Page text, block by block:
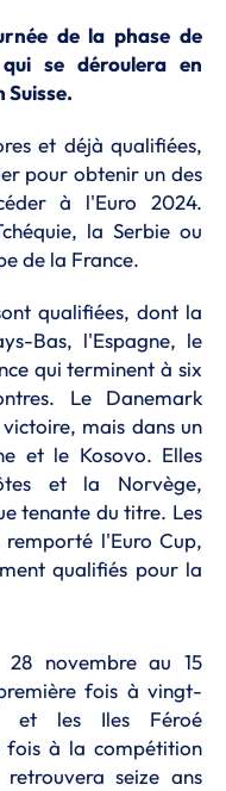
de la phase de
se déroulera en
Suisse.
et déjà qualifiées,
pour obtenir un des
à l'Euro 2024.
la Serbie ou
de la France.
qualifiées, dont la
Bas, l'Espagne, le
qui terminent à six
Le Danemark
mais dans un
et le Kosovo. Elles
et la Norvège,
tenante du titre. Les
l'Euro Cup,
qualifiés pour la
novembre au 15
fois à vingt-
et les Iles Féroé
fois à la compétition
seize ans